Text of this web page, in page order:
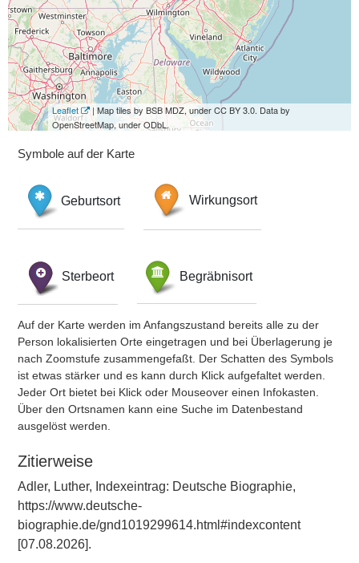
Leaflet
| Map tiles by BSB MDZ, under CC BY 3.0. Data by
OpenStreetMap, under ODbL.
Symbole auf der Karte
Geburtsort Wirkungsort
Sterbeort Begräbnisort
Auf der Karte werden im Anfangszustand bereits alle zu der
Person lokalisierten Orte eingetragen und bei Überlagerung je
nach Zoomstufe zusammengefaßt. Der Schatten des Symbols
ist etwas stärker und es kann durch Klick aufgefaltet werden.
Jeder Ort bietet bei Klick oder Mouseover einen Infokasten.
Über den Ortsnamen kann eine Suche im Datenbestand
ausgelöst werden.
Zitierweise
Adler, Luther, Indexeintrag: Deutsche Biographie,
https://www.deutsche-
biographie.de/gnd1019299614.html#indexcontent
[07.08.2026].